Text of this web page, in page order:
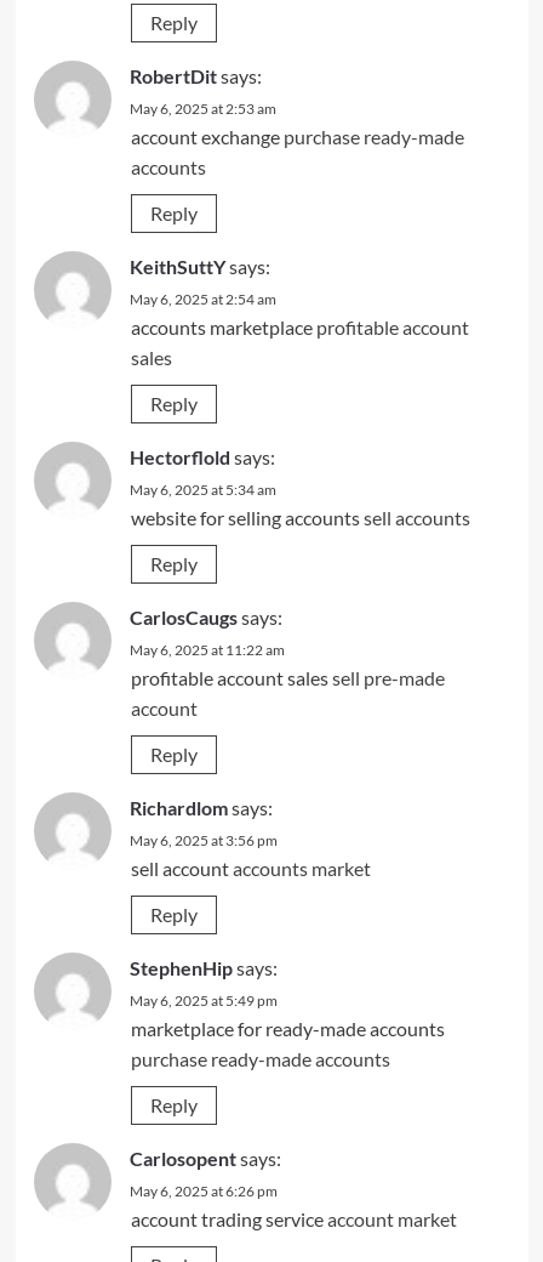
Reply
RobertDitsays:
May 6, 2025 at 2:53 am
account exchange purchase ready-made
accounts
Reply
KeithSuttYsays:
May 6, 2025 at 2:54 am
accounts marketplace profitable account
sales
Reply
Hectorflold says:
May 6, 2025 at 5:34 am
website for selling accountssell accounts
Reply
CarlosCaugssays:
May 6, 2025 at 11:22 am
profitable account salessell pre-made
account
Reply
Richardlomsays:
May 6, 2025 at 3:56 pm
sell accountaccounts market
Reply
StephenHipsays:
May 6, 2025 at 5:49 pm
marketplace for ready-made accounts
purchase ready-made accounts
Reply
Carlosopentsays:
May 6, 2025 at 6:26 pm
account trading serviceaccount market